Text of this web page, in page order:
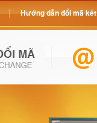
Hướng dẫn đổi mã két